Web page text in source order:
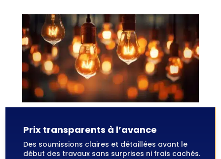
Prix transparents à l’avance
Des soumissions claires et détaillées avant le
début des travaux sans surprises ni frais cachés.